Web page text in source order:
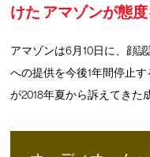
けた アマゾンが態
アマゾンは6月10日に、顔
への提供を今後1年間停止
が2018年夏から訴えてきた